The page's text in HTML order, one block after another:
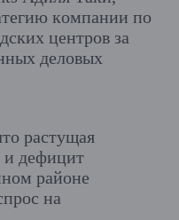
компании по
центров за
деловых
растущая
и дефицит
районе
на